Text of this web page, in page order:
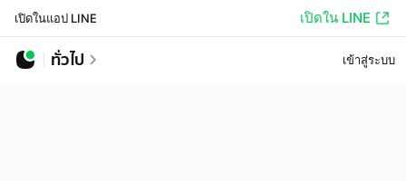
เปิดในแอป LINE เปิดใน LINE
ทั่วไป เข้าสู่ระบบ